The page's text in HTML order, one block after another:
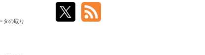
タの取り